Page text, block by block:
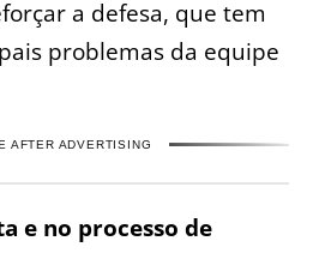
a defesa, que tem
problemas da equipe
AFTER ADVERTISING
e no processo de